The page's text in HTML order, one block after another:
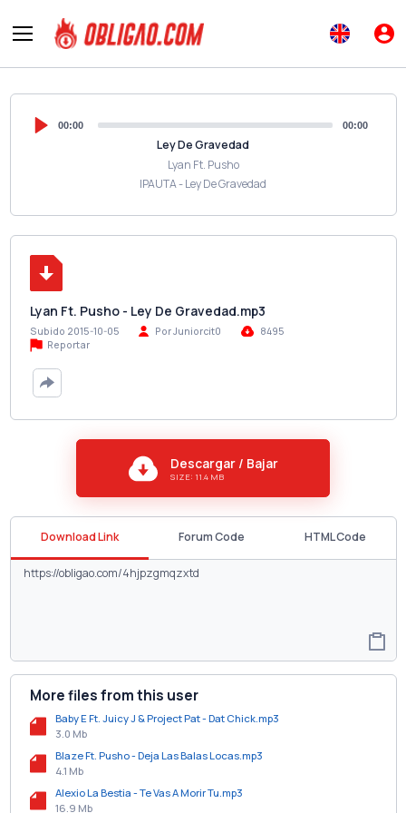
00:00 00:00
Ley De Gravedad
Lyan Ft. Pusho
IPAUTA - Ley De Gravedad
Lyan Ft. Pusho - Ley De Gravedad.mp3
Subido 2015-10-05 Por Juniorcit0
8495
Reportar
Descargar / Bajar
SIZE: 11.4 MB
Download Link Forum Code HTML Code
More files from this user
Baby E Ft. Juicy J & Project Pat - Dat Chick.mp3
3.0 Mb
Blaze Ft. Pusho - Deja Las Balas Locas.mp3
4.1 Mb
Alexio La Bestia - Te Vas A Morir Tu.mp3
16.9 Mb